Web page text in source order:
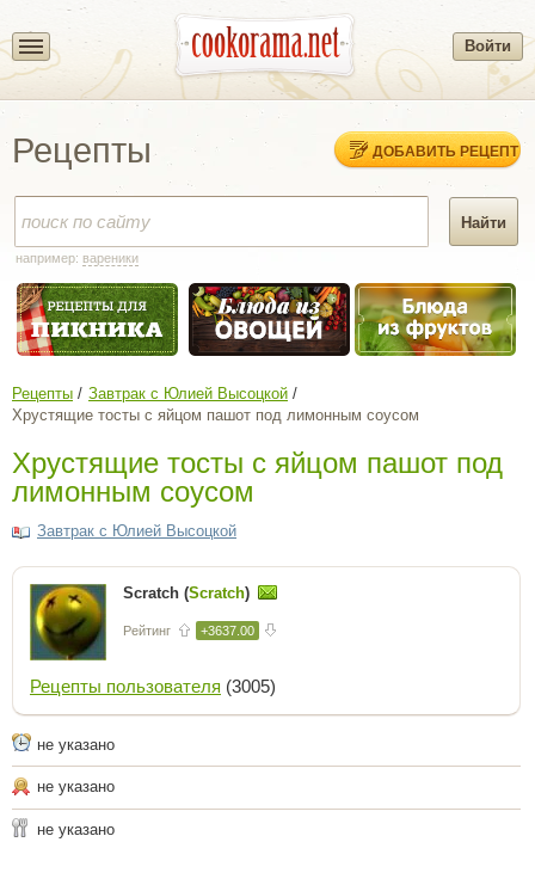
Войти
Рецепты ДОБАВИТЬ РЕЦЕПТ
например: вареники
Рецепты
Завтрак с Юлией Высоцкой
Хрустящие тосты с яйцом пашот под лимонным соусом
Хрустящие тосты с яйцом пашот под
лимонным соусом
Завтрак с Юлией Высоцкой
Scratch (Scratch)
Рейтинг +3637.00
Рецепты пользователя (3005)
не указано
не указано
не указано